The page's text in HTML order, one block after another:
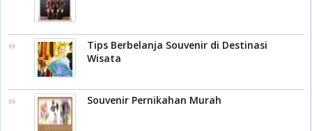
Tips Berbelanja Souvenir di Destinasi
Wisata
Souvenir Pernikahan Murah